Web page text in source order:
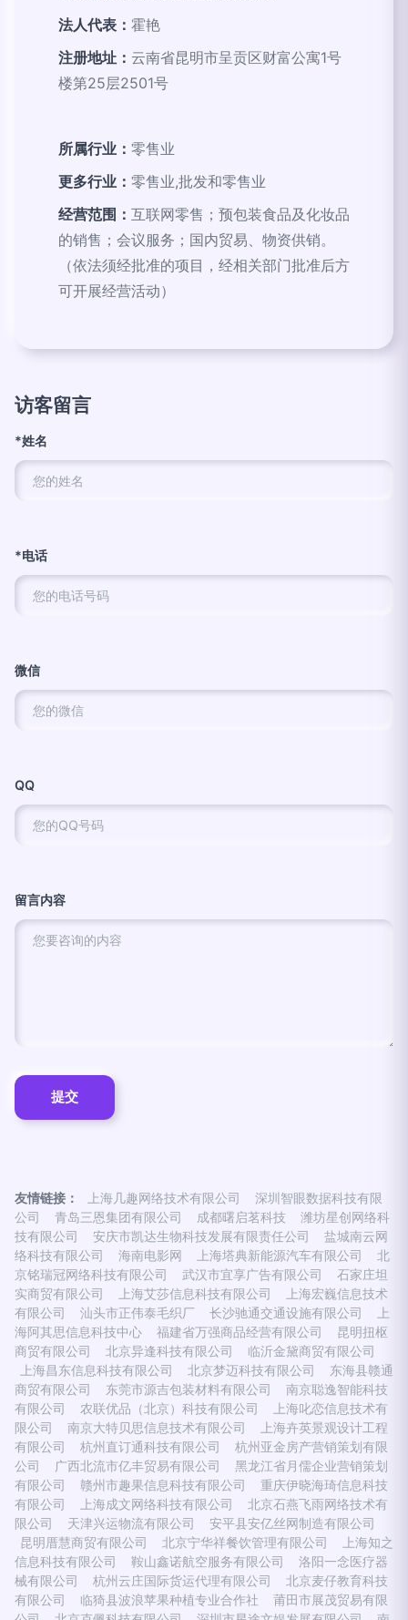
法人代表： 霍艳
注册地址： 云南省昆明市呈贡区财富公寓1号
楼第25层2501号
所属行业： 零售业
更多行业： 零售业,批发和零售业
经营范围： 互联网零售；预包装食品及化妆品
的销售；会议服务；国内贸易、物资供销。
（依法须经批准的项目，经相关部门批准后方
可开展经营活动）
访客留言
*姓名
*电话
微信
QQ
留言内容
友情链接： 上海几趣网络技术有限公司
深圳智眼数据科技有限
公司
青岛三恩集团有限公司 成都曙启茗科技
潍坊星创网络科
技有限公司
安庆市凯达生物科技发展有限责任公司
盐城南云网
络科技有限公司
海南电影网 上海塔典新能源汽车有限公司
北
京铭瑞冠网络科技有限公司
武汉市宜享广告有限公司
石家庄坦
实商贸有限公司
上海艾莎信息科技有限公司
上海宏巍信息技术
有限公司
汕头市正伟泰毛织厂 长沙驰通交通设施有限公司
上
海阿其思信息科技中心
福建省万强商品经营有限公司
昆明扭枢
商贸有限公司
北京异逢科技有限公司
临沂金黛商贸有限公司
上海昌东信息科技有限公司
北京梦迈科技有限公司
东海县赣通
商贸有限公司
东莞市源吉包装材料有限公司
南京聪逸智能科技
有限公司
农联优品（北京）科技有限公司
上海叱恋信息技术有
限公司
南京大特贝思信息技术有限公司
上海卉英景观设计工程
有限公司
杭州直订通科技有限公司
杭州亚金房产营销策划有限
公司
广西北流市亿丰贸易有限公司
黑龙江省月儒企业营销策划
有限公司
赣州市趣果信息科技有限公司
重庆伊晓海琦信息科技
有限公司
上海成文网络科技有限公司
北京石燕飞雨网络技术有
限公司
天津兴运物流有限公司
安平县安亿丝网制造有限公司
昆明厝慧商贸有限公司
北京宁华祥餐饮管理有限公司
上海知之
信息科技有限公司
鞍山鑫诺航空服务有限公司
洛阳一念医疗器
械有限公司
杭州云庄国际货运代理有限公司
北京麦仔教育科技
有限公司
临猗县波浪苹果种植专业合作社
莆田市展茂贸易有限